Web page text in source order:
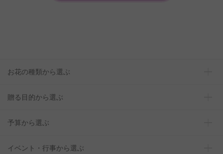
お花の種類から選ぶ
贈る目的から選ぶ
予算から選ぶ
イベント・行事から選ぶ